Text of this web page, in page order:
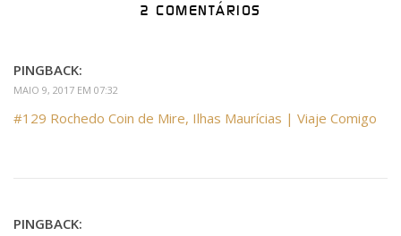
2 COMENTÁRIOS
PINGBACK:
MAIO 9, 2017 EM 07:32
#129 Rochedo Coin de Mire, Ilhas Maurícias | Viaje Comigo
PINGBACK: